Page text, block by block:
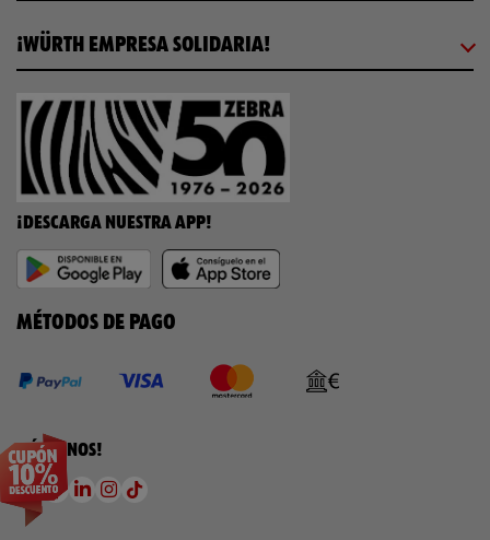
¡WÜRTH EMPRESA SOLIDARIA!
¡DESCARGA NUESTRA APP!
MÉTODOS DE PAGO
¡SÍGUENOS!